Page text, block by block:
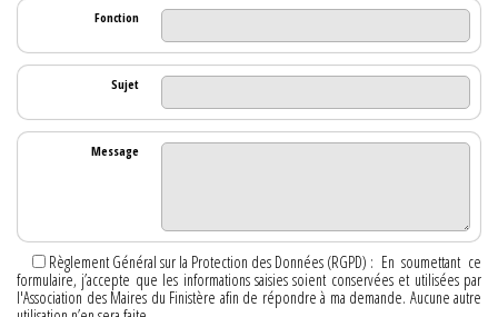
Fonction
Sujet
Message
Règlement Général sur la Protection des Données (RGPD) : En soumettant ce
formulaire, j’accepte que les informations saisies soient conservées et utilisées par
l'Association des Maires du Finistère afin de répondre à ma demande. Aucune autre